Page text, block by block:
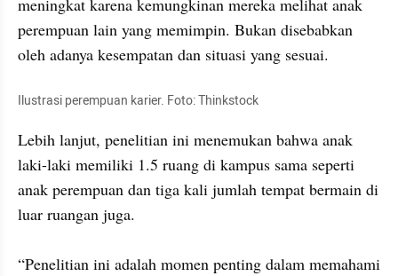
perempuan lain yang memimpin. Bukan disebabkan
Ilustrasi perempuan karier. Foto: Thinkstock
Lebih lanjut, penelitian ini menemukan bahwa anak
laki-laki memiliki 1.5 ruang di kampus sama seperti
anak perempuan dan tiga kali jumlah tempat bermain di
luar ruangan juga.
“Penelitian ini adalah momen penting dalam memahami